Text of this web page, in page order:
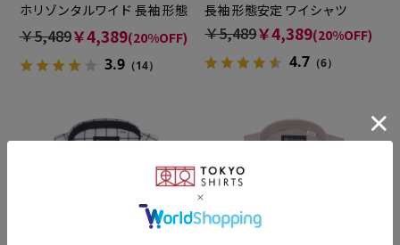
ホリゾンタルワイド 長袖 形態
安定 ワイシャツ
￥5,489￥4,389(20%OFF)
3.9（14）
長袖 形態安定 ワイシャツ
￥5,489￥4,389(20%OFF)
4.7 （6）